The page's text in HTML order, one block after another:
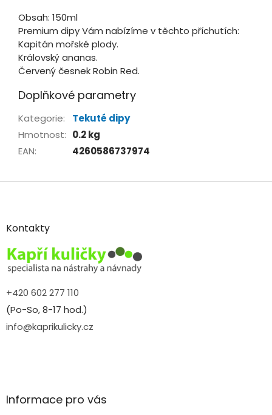
Obsah: 150ml
Premium dipy Vám nabízíme v těchto příchutích:
Kapitán mořské plody.
Královský ananas.
Červený česnek Robin Red.
Doplňkové parametry
Kategorie:
Tekuté dipy
Hmotnost: 0.2 kg
EAN: 4260586737974
Z
aKontakty
+420 602 277 110
(Po-So, 8-17 hod.)
info@kaprikulicky.cz
Informace pro vás